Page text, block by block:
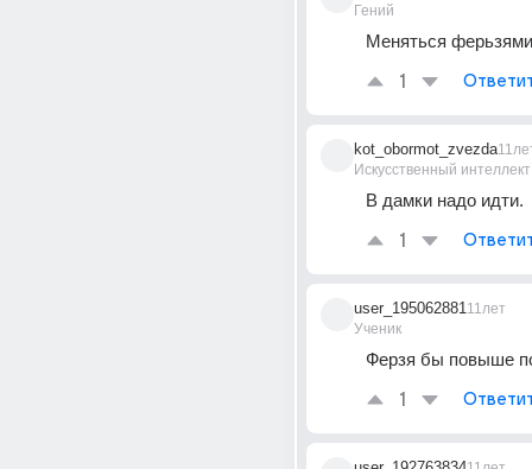
Гений
Меняться
1
kot_obormot_zvezda
Искусственный интеллект
В дамки надо идти.
1
user_195062881
Ученик
11лет
Ферзя бы повыше
1